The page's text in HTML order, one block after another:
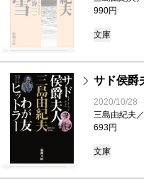
990円
文庫
サド侯爵
2020/10/28
三島由紀夫
693円
文庫